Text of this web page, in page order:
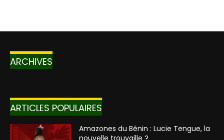
ARCHIVES
ARTICLES POPULAIRES
Amazones du Bénin : Lucie Tengue, la